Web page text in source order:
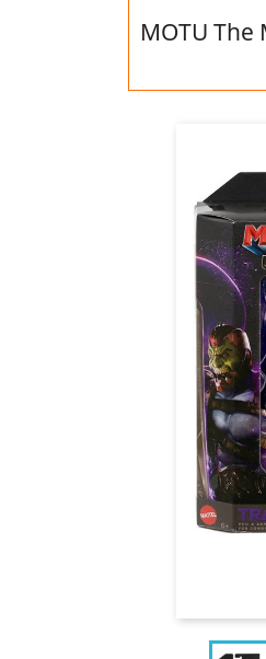
MOTU